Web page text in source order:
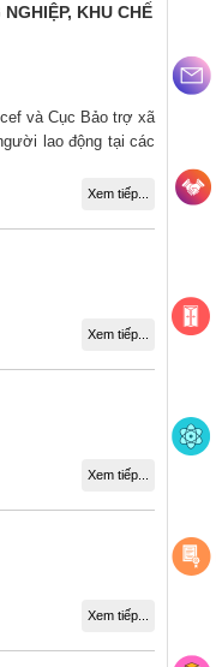
KHU CHẾ
và Cục Bảo trợ xã
lao động tại các
Xem tiếp...
Xem tiếp...
Xem tiếp...
Xem tiếp...